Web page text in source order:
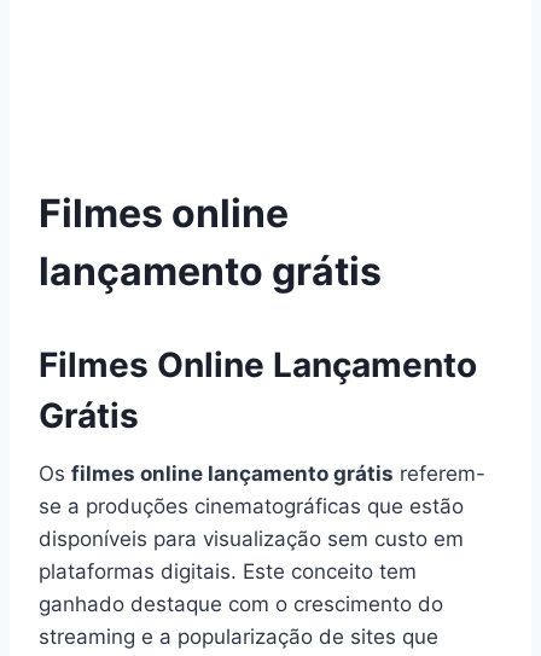
Filmes online
lançamento grátis
Filmes Online Lançamento
Grátis
Os filmes online lançamento grátis referem-
se a produções cinematográficas que estão
disponíveis para visualização sem custo em
plataformas digitais. Este conceito tem
ganhado destaque com o crescimento do
streaming e a popularização de sites que